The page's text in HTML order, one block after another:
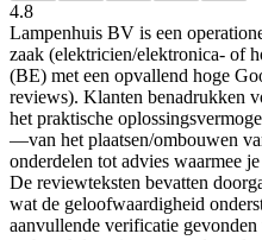
4.8
Lampenhuis BV is een
zaak (elektricien/elektronica- of
(BE) met een opvallend hoge
reviews). Klanten benadrukken
het praktische
—van het plaatsen/ombouwen
onderdelen tot advies waarmee
De reviewteksten bevatten
wat de geloofwaardigheid
aanvullende verificatie